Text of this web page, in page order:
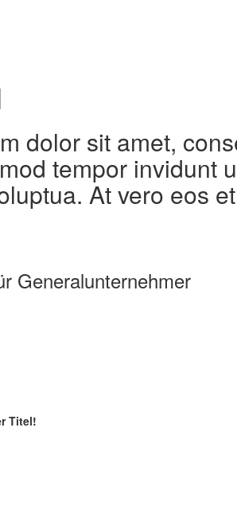
dolor sit amet,
tempor invidunt
At vero eos
Generalunternehmer
Titel!